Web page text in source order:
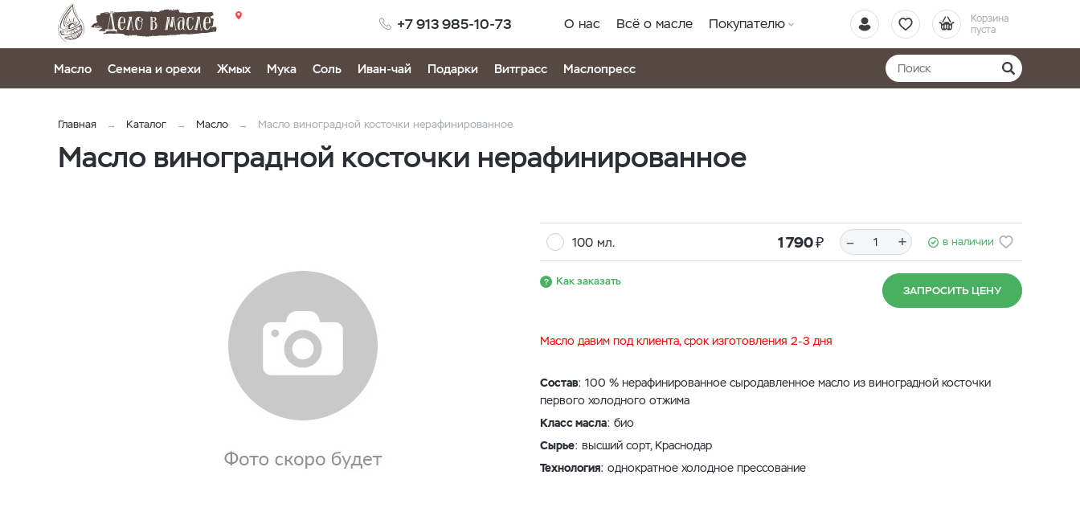
+7 913 985-10-73
Корзина
пуста
О нас Всё о масле Покупателю
Масло Семена и орехи Жмых Мука Соль Иван-чай Подарки Витграсс Маслопресс
Главная Каталог Масло Масло виноградной косточки нерафинированное
Масло виноградной косточки нерафинированное
100 мл. 1 790₽ – + в наличии
Как заказать
ЗАПРОСИТЬ ЦЕНУ
Масло давим под клиента, срок изготовления 2-3 дня
Состав: 100 % нерафинированное сыродавленное масло из виноградной косточки
первого холодного отжима
Класс масла: био
Сырье: высший сорт, Краснодар
Технология: однократное холодное прессование